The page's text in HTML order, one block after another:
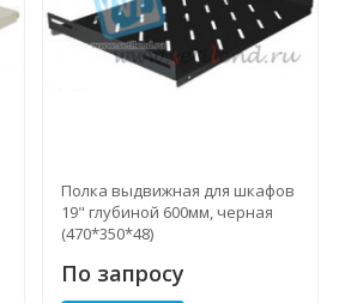
Полка выдвижная для шкафов
19" глубиной 600мм, черная
(470*350*48)
По запросу